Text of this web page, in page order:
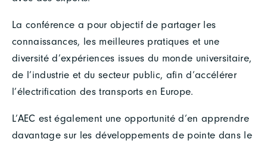
La conférence a pour objectif de partager les
connaissances, les meilleures pratiques et une
diversité d’expériences issues du monde universitaire,
de l’industrie et du secteur public, afin d’accélérer
l’électrification des transports en Europe.
L’AEC est également une opportunité d’en apprendre
davantage sur les développements de pointe dans le